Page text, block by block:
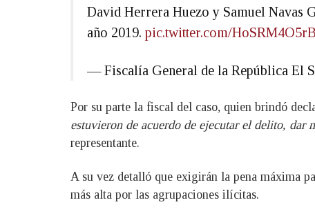
David Herrera Huezo y Samuel Navas
año 2019. pic.twitter.com/HoSRM4O5rB
— Fiscalía General de la República El
Por su parte la fiscal del caso, quien brindó
estuvieron de acuerdo de ejecutar el delito, dar
representante.
A su vez detalló que exigirán la pena máxima
más alta por las agrupaciones ilícitas.